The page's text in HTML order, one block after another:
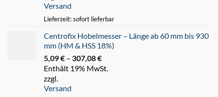
Versand
Lieferzeit: sofort lieferbar
Centrofix Hobelmesser – Länge ab 60 mm bis 930
mm (HM & HSS 18%)
5,09€ – 307,08€
5,09 €
Enthält 19% MwSt.
zzgl.
Versand